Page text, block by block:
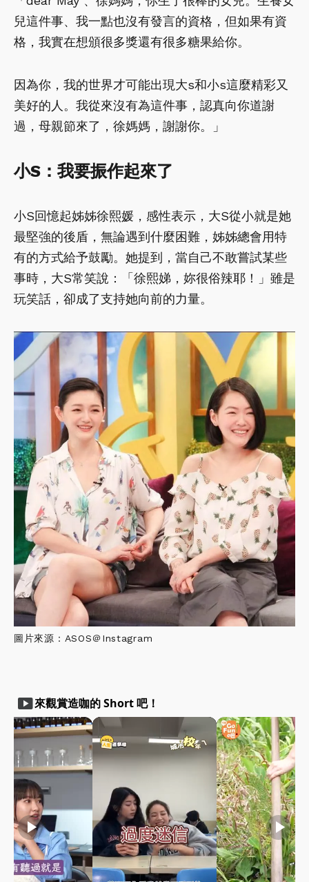
兒這件事、我一點也沒有發言的資格，但如果有資
格，我實在想頒很多獎還有很多糖果給你。
因為你，我的世界才可能出現大s和小s這麼精彩又
美好的人。我從來沒有為這件事，認真向你道謝
過，母親節來了，徐媽媽，謝謝你。」
小S：我要振作起來了
小S回憶起姊姊徐熙媛，感性表示，大S從小就是她
最堅強的後盾，無論遇到什麼困難，姊姊總會用特
有的方式給予鼓勵。她提到，當自己不敢嘗試某些
事時，大S常笑說：「徐熙娣，妳很俗辣耶！」雖是
玩笑話，卻成了支持她向前的力量。
圖片來源：ASOS＠Instagram
smart_display來觀賞造咖的 Short 吧！
play_arrow play_arrow play_arrow